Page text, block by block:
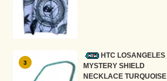
3
HTC LOSANGELES
MYSTERY SHIELD
NECKLACE TURQUOISE